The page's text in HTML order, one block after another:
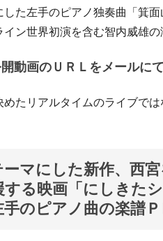
した左手のピアノ独奏曲「箕
ン世界初演を含む智内威雄の
動画のＵＲＬをメールに
めたリアルタイムのライブで
マにした新作、西
する映画「にしきた
のピアノ曲の楽譜Ｐ